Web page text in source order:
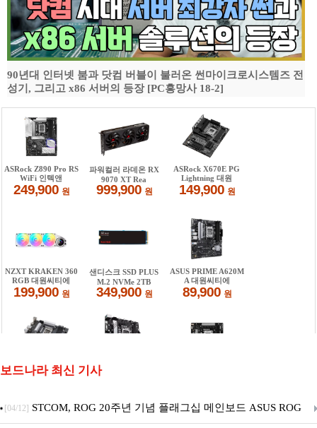
90년대 인터넷 붐과 닷컴 버블이 불러온 썬마이크로시스템즈 전
성기, 그리고 x86 서버의 등장 [PC흥망사 18-2]
보드나라 최신 기사
[04/12] STCOM, ROG 20주년 기념 플래그십 메인보드 ASUS ROG